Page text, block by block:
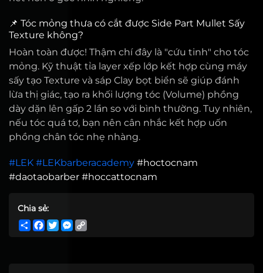
📌 Tóc mỏng thưa có cắt được Side Part Mullet Sấy
Texture không?
Hoàn toàn được! Thậm chí đây là "cứu tinh" cho tóc
mỏng. Kỹ thuật tỉa layer xếp lớp kết hợp cùng máy
sấy tạo Texture và sáp Clay bọt biển sẽ giúp đánh
lừa thị giác, tạo ra khối lượng tóc (Volume) phồng
dày dặn lên gấp 2 lần so với bình thường. Tuy nhiên,
nếu tóc quá tơ, bạn nên cân nhắc kết hợp uốn
phồng chân tóc nhẹ nhàng.
#LEK #LEKbarberacademy #hoctocnam
#daotaobarber #hoccattocnam
Chia sẻ:
ShareFacebook
TwitterMessenger